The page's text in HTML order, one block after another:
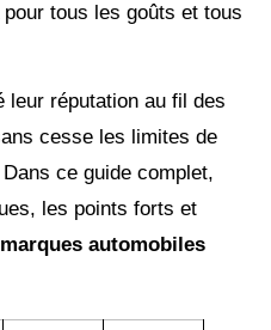
tous les goûts et tous
leur réputation au fil des
cesse les limites de
Dans ce guide complet,
les points forts et
automobiles